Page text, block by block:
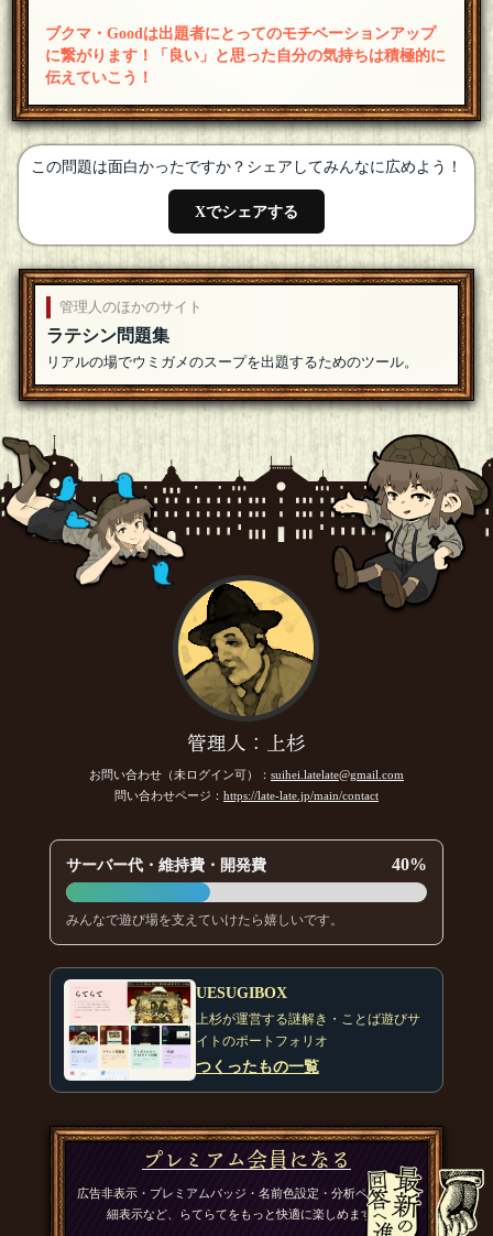
OUTIS
参加させてもらうヨ[18年08月17日 20:21]
ブクマ・Goodは出題者にとってのモチベーションアップ
に繋がります！「良い」と思った自分の気持ちは積極的に
伝えていこう！
この問題は面白かったですか？シェアしてみんなに広めよう！
Xでシェアする
管理人のほかのサイト
ラテシン問題集
リアルの場でウミガメのスープを出題するためのツール。
管理人：上杉
お問い合わせ（未ログイン可）： suihei.latelate@gmail.com
問い合わせページ： https://late-late.jp/main/contact
サーバー代・維持費・開発費 40%
みんなで遊び場を支えていけたら嬉しいです。
UESUGIBOX
上杉が運営する謎解き・ことば遊びサ
イトのポートフォリオ
つくったもの一覧
プレミアム会員になる
広告非表示・プレミアムバッジ・名前色設定・分析ページの詳
細表示など、らてらてをもっと快適に楽しめます。